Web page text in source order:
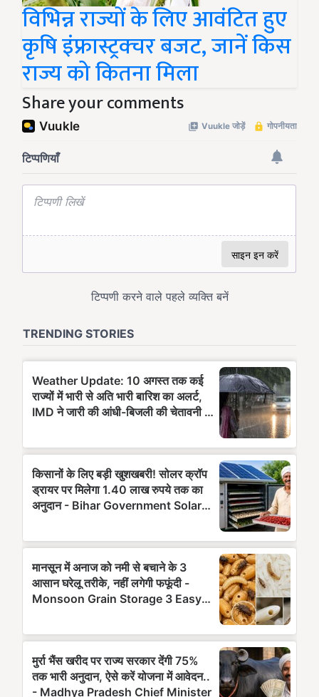
विभिन्न राज्यों के लिए आवंटित हुए
कृषि इंफ्रास्ट्रक्चर बजट, जानें किस
राज्य को कितना मिला
Share your comments